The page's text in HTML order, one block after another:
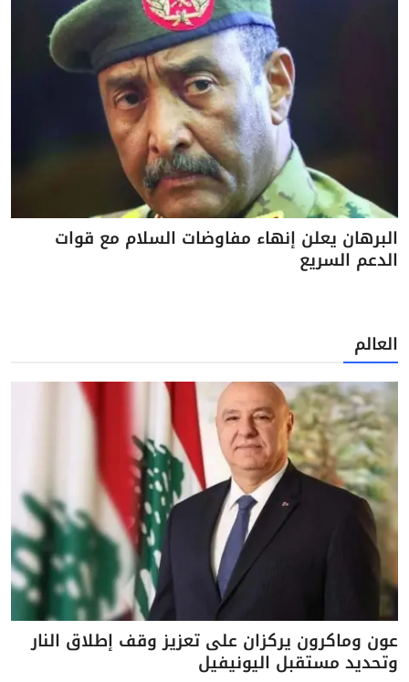
البرهان يعلن إنهاء مفاوضات السلام مع قوات
الدعم السريع
العالم
عون وماكرون يركزان على تعزيز وقف إطلاق النار
وتحديد مستقبل اليونيفيل